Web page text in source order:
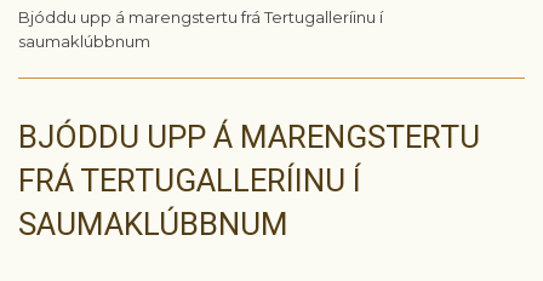
Bjóddu upp á marengstertu frá Tertugalleríinu í
saumaklúbbnum
BJÓDDU UPP Á MARENGSTERTU
FRÁ TERTUGALLERÍINU Í
SAUMAKLÚBBNUM